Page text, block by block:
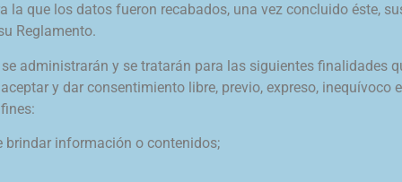
que los datos fueron recabados, una vez concluido éste,
Reglamento.
se administrarán y se tratarán para las siguientes finalidades
y dar consentimiento libre, previo, expreso,
información o contenidos;